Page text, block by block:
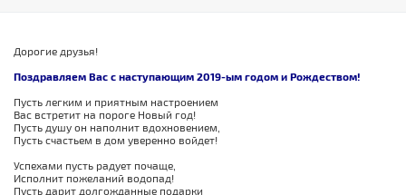
Дорогие друзья!
Поздравляем Вас с наступающим 2019-ым годом и Рождеством!
Пусть легким и приятным настроением
Вас встретит на пороге Новый год!
Пусть душу он наполнит вдохновением,
Пусть счастьем в дом уверенно войдет!
Успехами пусть радует почаще,
Исполнит пожеланий водопад!
Пусть дарит долгожданные подарки